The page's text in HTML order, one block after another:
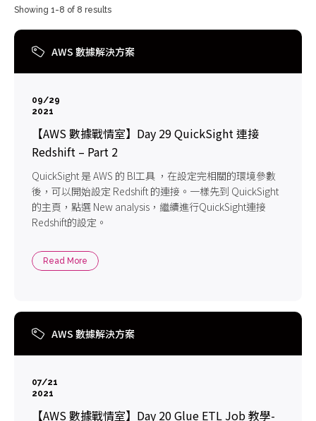
Showing 1-8 of 8 results
AWS 數據解決方案
09/29
2021
【AWS 數據戰情室】Day 29 QuickSight 連接
Redshift – Part 2
QuickSight 是 AWS 的 BI工具 ，在設定完相關的環境參數
後，可以開始設定 Redshift 的連接。一樣先到 QuickSight
的主頁，點選 New analysis，繼續進行QuickSight連接
Redshift的設定。
Read More
AWS 數據解決方案
07/21
2021
【AWS 數據戰情室】Day 20 Glue ETL Job 教學-